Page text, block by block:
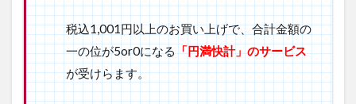
スト
ール
3.2
②会
員登
税込1,001円以上のお買い上げで、合計金額の
一の位が5or0になる「円満快計」のサービス
が受けらます。